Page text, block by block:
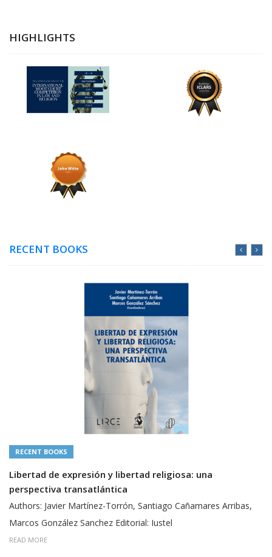
HIGHLIGHTS
RECENT BOOKS
RECENT BOOKS
Libertad de expresión y libertad religiosa: una
perspectiva transatlántica
Authors: Javier Martínez-Torrón, Santiago Cañamares Arribas,
Marcos González Sanchez Editorial: Iustel
READ MORE